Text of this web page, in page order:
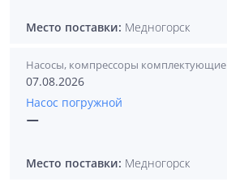
Место поставки: Медногорск
Насосы, компрессоры комплектующие
07.08.2026
Насос погружной
—
Место поставки: Медногорск